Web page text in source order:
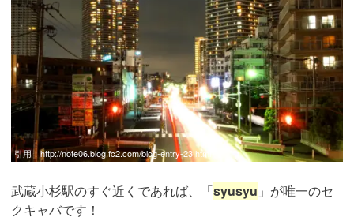
引用：http://note06.blog.fc2.com/blog-entry-23.html
武蔵小杉駅のすぐ近くであれば、「syusyu 」が唯一のセ
クキャバです！